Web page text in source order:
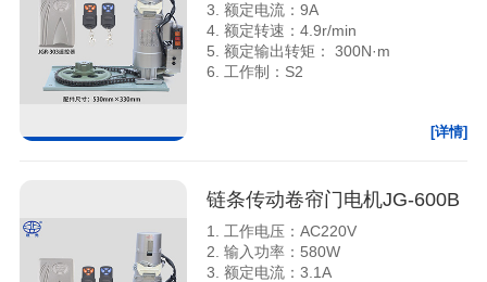
3. 额定电流：9A
4. 额定转速：4.9r/min
5. 额定输出转矩： 300N·m
6. 工作制：S2
[详情]
链条传动卷帘门电机JG-600B
1. 工作电压：AC220V
2. 输入功率：580W
3. 额定电流：3.1A